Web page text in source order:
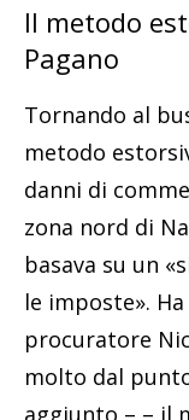
Il metodo
Pagano
Tornando al
metodo
danni di
zona nord di
basava su un
le imposte».
procuratore
molto dal
aggiunto – – il